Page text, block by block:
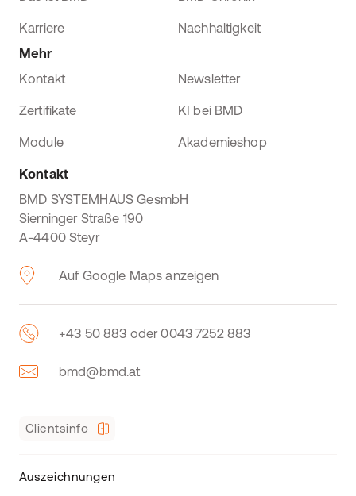
Karriere
Nachhaltigkeit
Mehr
Kontakt
Newsletter
Zertifikate KI bei BMD
Module Akademieshop
Kontakt
BMD SYSTEMHAUS GesmbH
Sierninger Straße 190
A-4400 Steyr
Auf Google Maps anzeigen
+43 50 883 oder 0043 7252 883
bmd@bmd.at
Clientsinfo
Auszeichnungen